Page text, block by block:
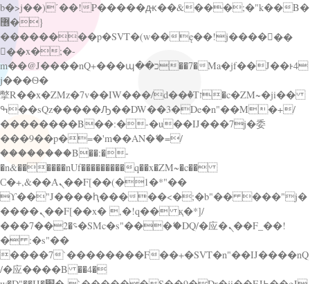
b�>j��)΄��!P�����ԫ��&���;�"k��B�
޶�}
��������p�SVT�(w��ę��!j������
��x�;�-
m��@J����nQ+���պ��כ��7�Ma�jf��J��ͱ4
j���Ѳ�
撆R��x�ZMz�7v��IW���/d��ٞ�Тז�c�ZM~�ji��
ߒ��sQz�����Ԡ��DW��3�De�n"��M�+/
��������B��:�-�u��IJ���7j�委
���9��p�=�'m��AN�ޭ�=/
��������B��:�-
�n&������nUf���������q��x�ZM~�c��
Ϲ�+,&��Ὰܢ��F[��(�1�*"��
ϒ��"J����ԧ�����<�;�b"�� ���"j�
����ܢ��F[��x� ,�!q�� қ�*]/
���؝�2��7�SMc�s"���ޭ�DQ/�应�ܢ��F_��!
� :�s"��
����7`��������F��+�SVT�n"��IJ����nQ
/�应����B ��4�